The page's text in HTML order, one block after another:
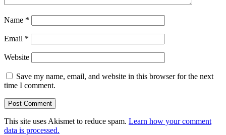
Name *
Email *
Website
Save my name, email, and website in this browser for the next
time I comment.
This site uses Akismet to reduce spam. Learn how your comment
data is processed.